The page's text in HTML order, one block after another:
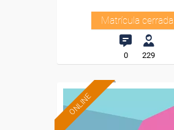
Matrícula cerrada
0 229
ONLINE